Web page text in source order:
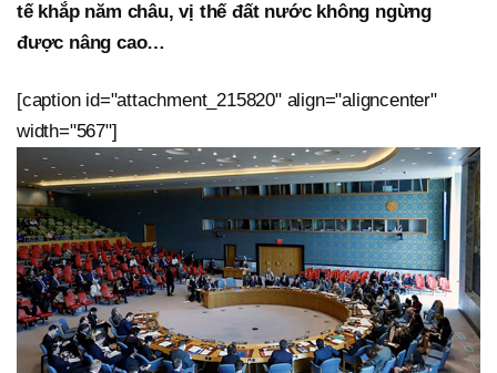
tế khắp năm châu, vị thế đất nước không ngừng
được nâng cao…
[caption id="attachment_215820" align="aligncenter"
width="567"]